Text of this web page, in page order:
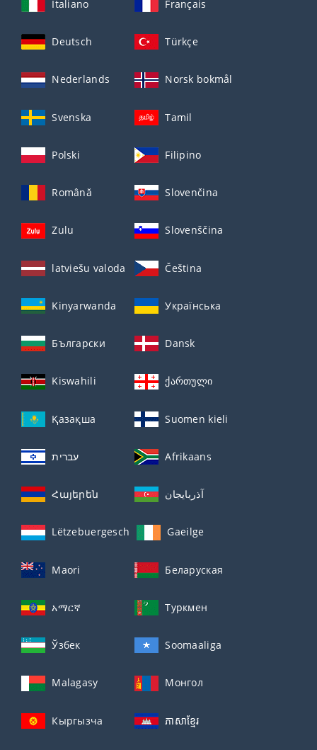
Italiano Français
Deutsch Türkçe
Nederlands Norsk bokmål
Svenska Tamil
Polski Filipino
Română Slovenčina
Zulu Slovenščina
latviešu valoda Čeština
Kinyarwanda Українська
Български Dansk
Kiswahili ქართული
Қазақша Suomen kieli
עברית Afrikaans
Հայերեն آذربايجان
Lëtzebuergesch Gaeilge
Maori Беларуская
አማርኛ Туркмен
Ўзбек Soomaaliga
Malagasy Монгол
Кыргызча ភាសាខ្មែរ